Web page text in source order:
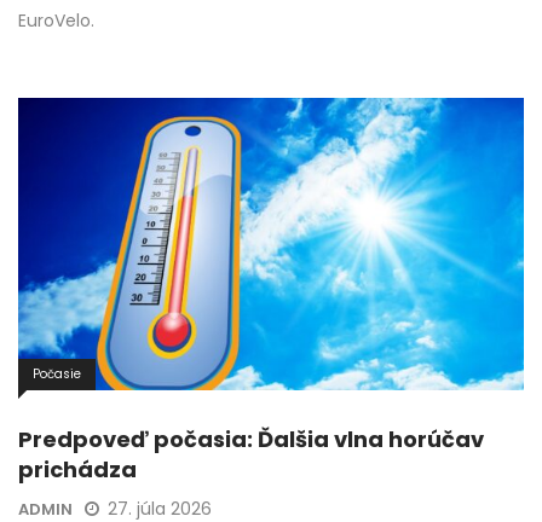
EuroVelo.
Počasie
Predpoveď počasia: Ďalšia vlna horúčav
prichádza
ADMIN 27. júla 2026